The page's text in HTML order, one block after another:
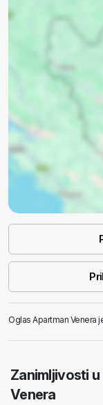
Oglas Apartman Venera
Zanimljivosti
Venera